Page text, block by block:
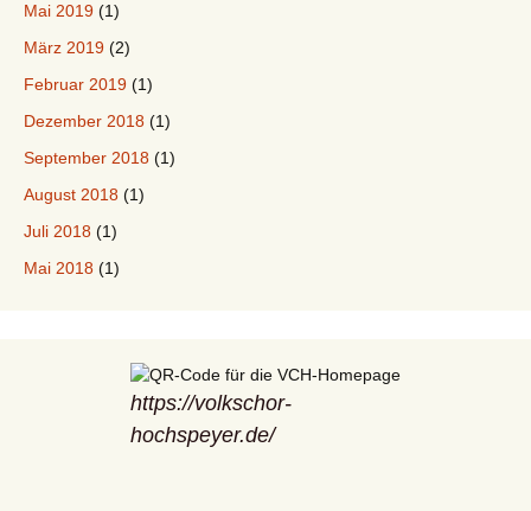
Mai 2019 (1)
März 2019 (2)
Februar 2019 (1)
Dezember 2018 (1)
September 2018 (1)
August 2018 (1)
Juli 2018 (1)
Mai 2018 (1)
https://volkschor-
hochspeyer.de/